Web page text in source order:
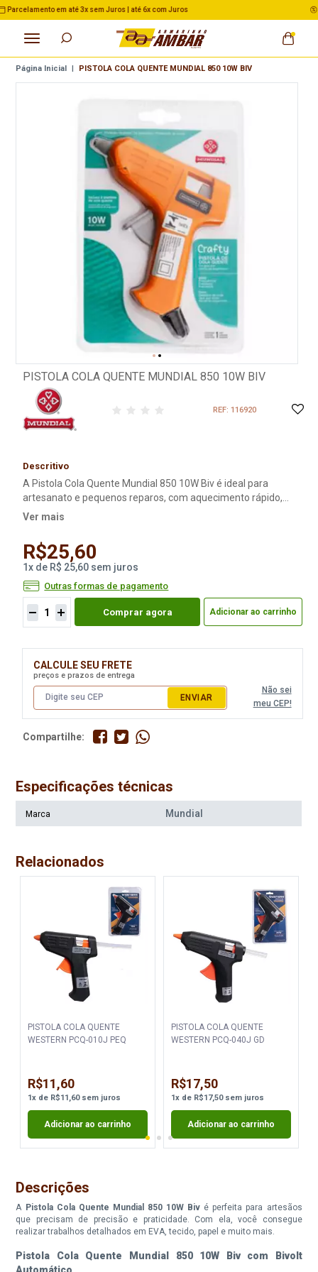
3% de Desconto no Pix nas Compras acima de R$ 500,00
Página Inicial | PISTOLA COLA QUENTE MUNDIAL 850 10W BIV
PISTOLA COLA QUENTE MUNDIAL 850 10W BIV
REF: 116920
Descritivo
A Pistola Cola Quente Mundial 850 10W Biv é ideal para
artesanato e pequenos reparos, com aquecimento rápido,
bivolt automático e design ergonômico. Conheça e aproveite!
Ver mais
R$25,60
1x de R$ 25,60 sem juros
Outras formas de pagamento
Comprar agora Adicionar ao carrinho
CALCULE SEU FRETE
preços e prazos de entrega
ENVIAR
Não sei
meu CEP!
Compartilhe:
Especificações técnicas
Marca Mundial
Relacionados
PISTOLA COLA QUENTE
WESTERN PCQ-010J PEQ
R$11,60
1xde R$11,60sem juros
Adicionar ao carrinho
PISTOLA COLA QUENTE
WESTERN PCQ-040J GD
R$17,50
1xde R$17,50sem juros
Adicionar ao carrinho
Descrições
A Pistola Cola Quente Mundial 850 10W Biv é perfeita para artesãos
que precisam de precisão e praticidade. Com ela, você consegue
realizar trabalhos detalhados em EVA, tecido, papel e muito mais.
Pistola Cola Quente Mundial 850 10W Biv com Bivolt
Automático